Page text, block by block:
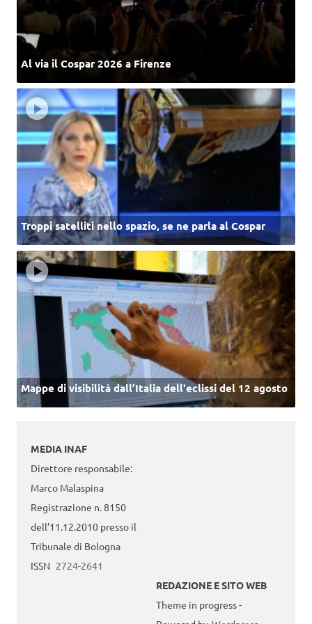
Al via il Cospar 2026 a Firenze
Troppi satelliti nello spazio, se ne parla al Cospar
Mappe di visibilità dall’Italia dell'eclissi del 12 agosto
MEDIA INAF
Direttore responsabile:
Marco Malaspina
Registrazione n. 8150
dell’11.12.2010 presso il
Tribunale di Bologna
ISSN 2724-2641
REDAZIONE E SITO WEB
Theme in progress -